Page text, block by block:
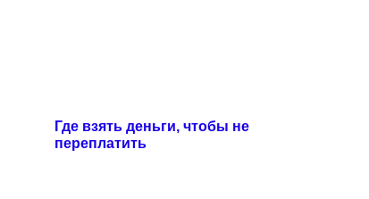
Где взять деньги, чтобы не
переплатить